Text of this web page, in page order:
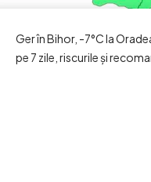
Ger în Bihor, -7°C la
pe 7 zile, riscurile și